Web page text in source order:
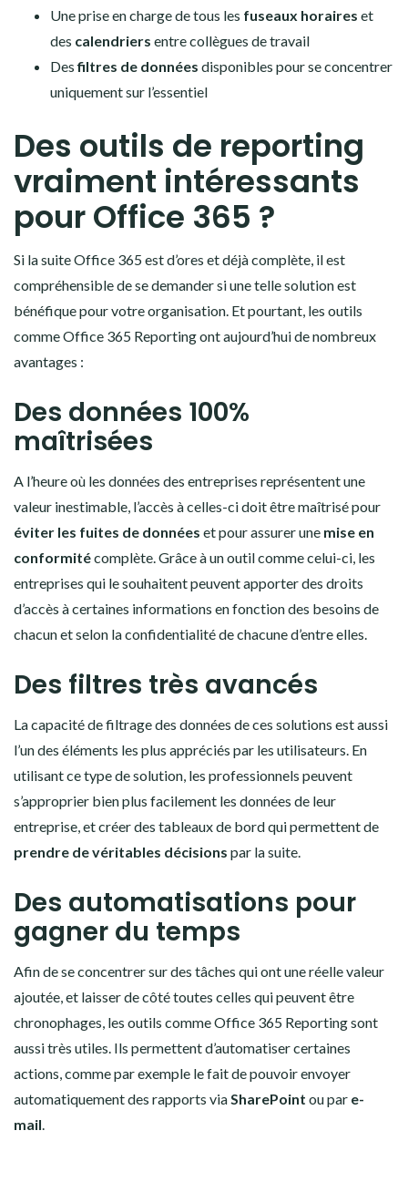
Une prise en charge de tous les fuseaux horaires et
des calendriers entre collègues de travail
Desfiltres de données disponibles pour se concentrer
uniquement sur l’essentiel
Des outils de reporting
vraiment intéressants
pour Office 365 ?
Si la suite Office 365 est d’ores et déjà complète, il est
compréhensible de se demander si une telle solution est
bénéfique pour votre organisation. Et pourtant, les outils
comme Office 365 Reporting ont aujourd’hui de nombreux
avantages :
Des données 100%
maîtrisées
A l’heure où les données des entreprises représentent une
valeur inestimable, l’accès à celles-ci doit être maîtrisé pour
éviter les fuites de données et pour assurer une mise en
conformitécomplète. Grâce à un outil comme celui-ci, les
entreprises qui le souhaitent peuvent apporter des droits
d’accès à certaines informations en fonction des besoins de
chacun et selon la confidentialité de chacune d’entre elles.
Des filtres très avancés
La capacité de filtrage des données de ces solutions est aussi
l’un des éléments les plus appréciés par les utilisateurs. En
utilisant ce type de solution, les professionnels peuvent
s’approprier bien plus facilement les données de leur
entreprise, et créer des tableaux de bord qui permettent de
prendre de véritables décisions par la suite.
Des automatisations pour
gagner du temps
Afin de se concentrer sur des tâches qui ont une réelle valeur
ajoutée, et laisser de côté toutes celles qui peuvent être
chronophages, les outils comme Office 365 Reporting sont
aussi très utiles. Ils permettent d’automatiser certaines
actions, comme par exemple le fait de pouvoir envoyer
automatiquement des rapports viaSharePoint ou par e-
mail.